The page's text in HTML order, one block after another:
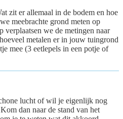
zit er allemaal in de bodem en hoe
meebrachte grond meten op
verplaatsen we de metingen naar
metalen er in jouw tuingrond
mee (3 eetlepels in een potje of
lucht of wil je eigenlijk nog
dan naar de stand van het